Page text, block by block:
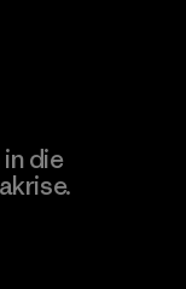
die